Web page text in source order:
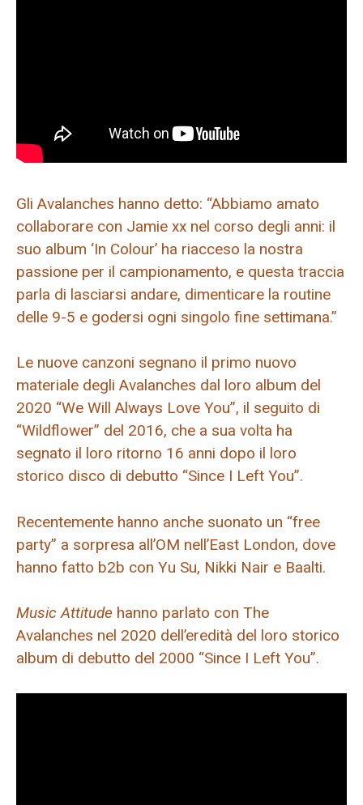
Gli Avalanches hanno detto: “Abbiamo amato
collaborare con Jamie xx nel corso degli anni: il
suo album ‘In Colour’ ha riacceso la nostra
passione per il campionamento, e questa traccia
parla di lasciarsi andare, dimenticare la routine
delle 9-5 e godersi ogni singolo fine settimana.”
Le nuove canzoni segnano il primo nuovo
materiale degli Avalanches dal loro album del
2020 “We Will Always Love You”, il seguito di
“Wildflower” del 2016, che a sua volta ha
segnato il loro ritorno 16 anni dopo il loro
storico disco di debutto “Since I Left You”.
Recentemente hanno anche suonato un “free
party” a sorpresa all’OM nell’East London, dove
hanno fatto b2b con Yu Su, Nikki Nair e Baalti.
Music Attitude hanno parlato con The
Avalanches nel 2020 dell’eredità del loro storico
album di debutto del 2000 “Since I Left You”.